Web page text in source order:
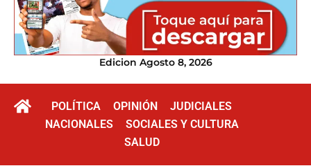
Edicion Agosto 8, 2026
POLÍTICA OPINIÓN
JUDICIALES
NACIONALES
SOCIALES Y CULTURA
SALUD